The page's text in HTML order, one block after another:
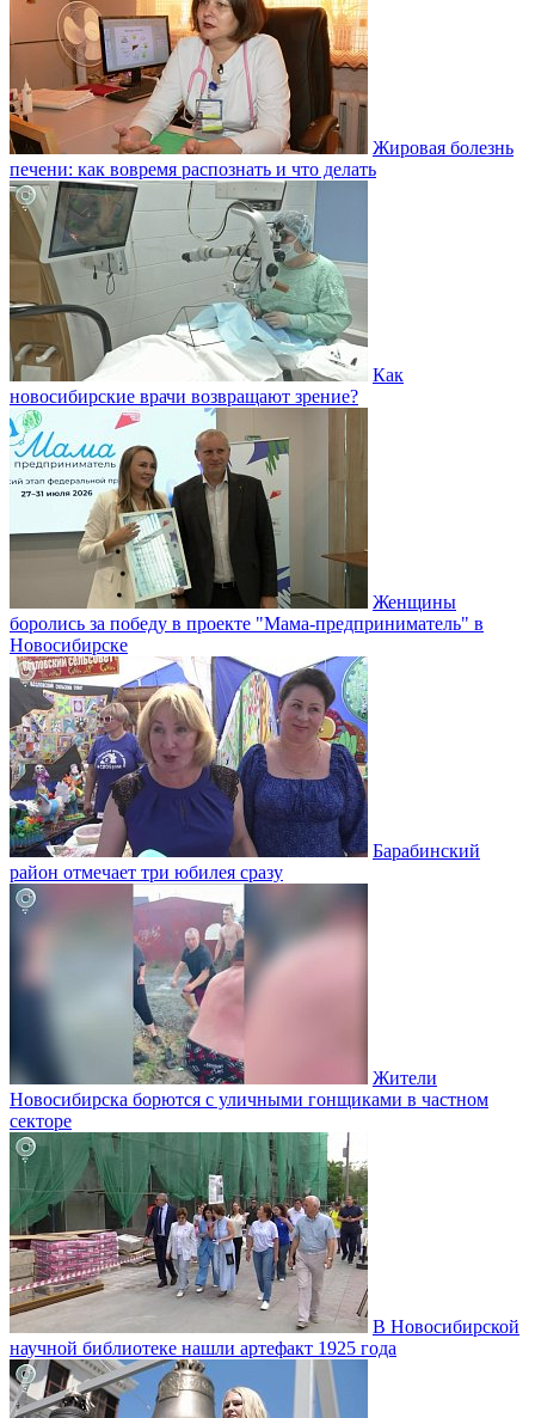
Жировая болезнь
печени: как вовремя распознать и что делать
Как
новосибирские врачи возвращают зрение?
Женщины
боролись за победу в проекте "Мама-предприниматель" в
Новосибирске
Барабинский
район отмечает три юбилея сразу
Жители
Новосибирска борются с уличными гонщиками в частном
секторе
В Новосибирской
научной библиотеке нашли артефакт 1925 года